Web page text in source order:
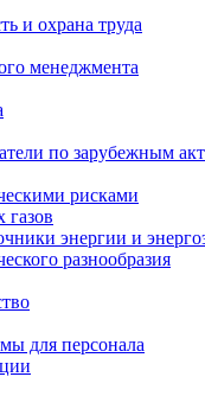
и охрана труда
менеджмента
по зарубежным
рисками
энергии и
разнообразия
для персонала